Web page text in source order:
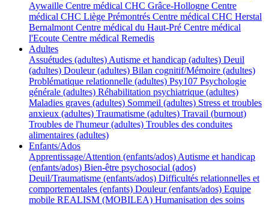
Aywaille Centre médical CHC Grâce-Hollogne Centre
médical CHC Liège Prémontrés Centre médical CHC Herstal
BernalmontCentre médical du Haut-Pré Centre médical
l'Ecoute Centre médical Remedis
Adultes
Assuétudes (adultes)Autisme et handicap (adultes) Deuil
(adultes) Douleur (adultes) Bilan cognitif/Mémoire (adultes)
Problématique relationnelle (adultes) Psy107 Psychologie
générale (adultes) Réhabilitation psychiatrique (adultes)
Maladies graves (adultes) Sommeil (adultes) Stress et troubles
anxieux (adultes) Traumatisme (adultes) Travail (burnout)
Troubles de l'humeur (adultes) Troubles des conduites
alimentaires (adultes)
Enfants/Ados
Apprentissage/Attention (enfants/ados)Autisme et handicap
(enfants/ados) Bien-être psychosocial (ados)
Deuil/Traumatisme (enfants/ados) Difficultés relationnelles et
comportementales (enfants) Douleur (enfants/ados) Equipe
mobile REALISM (MOBILEA) Humanisation des soins